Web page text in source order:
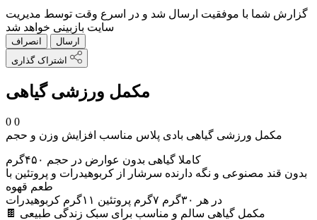
گزارش شما با موفقیت ارسال شد و در اسرع وقت توسط مدیریت
سایت بازبینی خواهد شد
انصراف
ارسال
اشتراک گذاری
مکمل ورزشی گیاهی
0 0
مکمل ورزشی گیاهی بادی پلاس مناسب افزایش وزن و حجم
کاملا گیاهی بدون عوارض در حجم ۴۵۰گرم
بدون قند مصنوعی و نگه دارنده سرشار از کربوهیدرات و پروتئین با
طعم قهوه
در هر ۳۰گرم ۷گرم پروتئین ۱۱گرم کربوهیدرات
🍫 مکمل گیاهی سالم و مناسب برای سبک زندگی طبیعی